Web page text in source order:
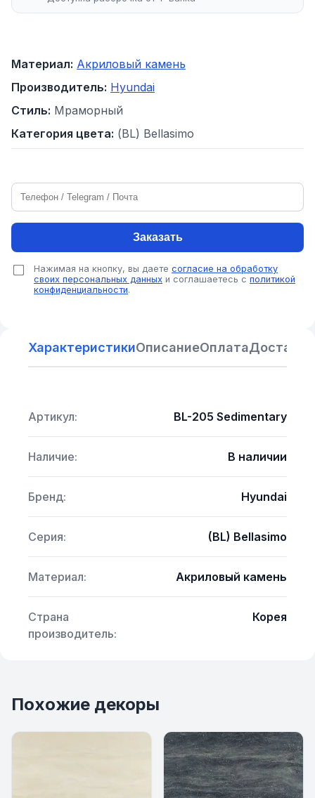
Материал: Акриловый камень
Производитель: Hyundai
Стиль: Мраморный
Категория цвета: (BL) Bellasimo
Заказать
Нажимая на кнопку, вы даете согласие на обработку
своих персональных данных и соглашаетесь с политикой
конфиденциальности.
ХарактеристикиОписаниеОплатаДоставка
Артикул: BL-205 Sedimentary
Наличие: В наличии
Бренд: Hyundai
Серия: (BL) Bellasimo
Материал: Акриловый камень
Страна
производитель:
Корея
Похожие декоры